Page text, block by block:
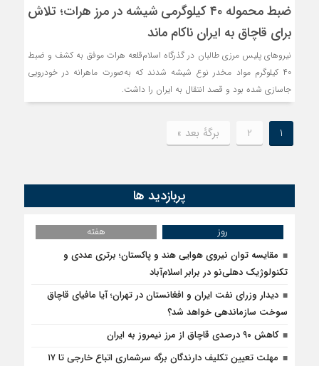
ضبط محموله ۴۰ کیلوگرمی شیشه در مرز هرات؛ تلاش
برای قاچاق به ایران ناکام ماند
نیروهای پلیس مرزی طالبان در گذرگاه اسلام‌قلعه هرات موفق به کشف و ضبط
۴۰ کیلوگرم مواد مخدر نوع شیشه شدند که به‌صورت ماهرانه در خودرویی
جاسازی شده بود و قصد انتقال به ایران را داشت.
1
2 برگهٔ بعد »
پربازدید ها
روز
هفته
مقایسه توان نیروی هوایی هند و پاکستان؛ برتری عددی و
تکنولوژیک دهلی‌نو در برابر اسلام‌آباد
دیدار وزرای نفت ایران و افغانستان در تهران؛ آیا مافیای قاچاق
سوخت سازماندهی خواهد شد؟
کاهش ۹۰ درصدی قاچاق از مرز نیمروز به ایران
مهلت تعیین تکلیف دارندگان برگه سرشماری اتباع خارجی تا ۱۷